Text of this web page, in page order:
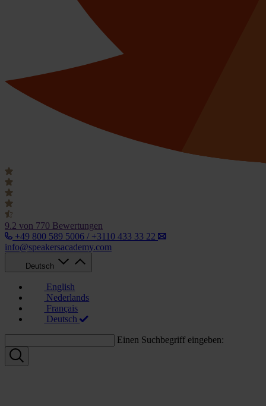
9.2 von 770 Bewertungen
+49 800 589 5006 / +3110 433 33 22
info@speakersacademy.com
Deutsch
English
Nederlands
Français
Deutsch
Einen Suchbegriff eingeben: